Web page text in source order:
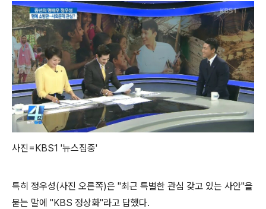
사진=KBS1 '뉴스집중'
특히 정우성(사진 오른쪽)은 "최근 특별한 관심 갖고 있는 사안"을
묻는 말에 "KBS 정상화"라고 답했다.